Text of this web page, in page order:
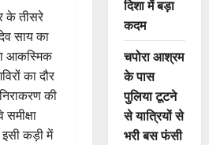
के तीसरे
साय का
आकस्मिक
का दौर
की
कड़ी में
दिशा में बड़ा
कदम
चपोरा आश्रम
के पास
पुलिया टूटने
से यात्रियों से
भरी बस फंसी